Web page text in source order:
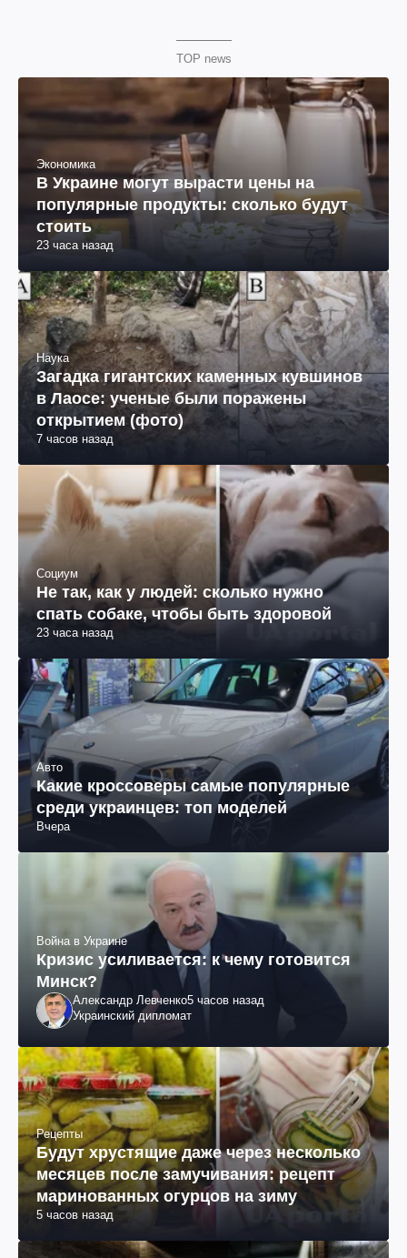
TOP news
Экономика
В Украине могут вырасти цены на
популярные продукты: сколько будут
стоить
23 часа назад
Наука
Загадка гигантских каменных кувшинов
в Лаосе: ученые были поражены
открытием (фото)
7 часов назад
Социум
Не так, как у людей: сколько нужно
спать собаке, чтобы быть здоровой
23 часа назад
Авто
Какие кроссоверы самые популярные
среди украинцев: топ моделей
Вчера
Война в Украине
Кризис усиливается: к чему готовится
Минск?
Александр Левченко5 часов назад
Украинский дипломат
Рецепты
Будут хрустящие даже через несколько
месяцев после замучивания: рецепт
маринованных огурцов на зиму
5 часов назад